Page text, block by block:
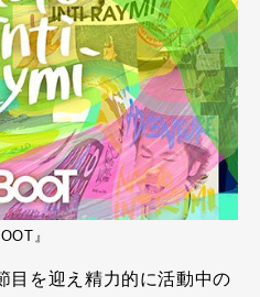
』
目を迎え精力的に活動中の